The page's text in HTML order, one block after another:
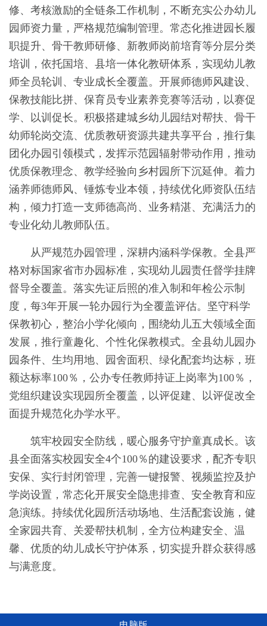
修、考核激励的全链条工作机制，不断充实公办幼儿
园师资力量，严格规范编制管理。常态化推进园长履
职提升、骨干教师研修、新教师岗前培育等分层分类
培训，依托国培、县培一体化教研体系，实现幼儿教
师全员轮训、专业成长全覆盖。开展师德师风建设、
保教技能比拼、保育员专业素养竞赛等活动，以赛促
学、以训促长。积极搭建城乡幼儿园结对帮扶、骨干
幼师轮岗交流、优质教研资源共建共享平台，推行集
团化办园引领模式，发挥示范园辐射带动作用，推动
优质保教理念、教学经验向乡村园所下沉延伸。着力
涵养师德师风、锤炼专业本领，持续优化师资队伍结
构，倾力打造一支师德高尚、业务精湛、充满活力的
专业化幼儿教师队伍。
从严规范办园管理，深耕内涵科学保教。全县严
格对标国家省市办园标准，实现幼儿园责任督学挂牌
督导全覆盖。落实先证后照的准入制和年检公示制
度，每3年开展一轮办园行为全覆盖评估。坚守科学
保教初心，整治小学化倾向，围绕幼儿五大领域全面
发展，推行童趣化、个性化保教模式。全县幼儿园办
园条件、生均用地、园舍面积、绿化配套均达标，班
额达标率100％，公办专任教师持证上岗率为100％，
党组织建设实现园所全覆盖，以评促建、以评促改全
面提升规范化办学水平。
筑牢校园安全防线，暖心服务守护童真成长。该
县全面落实校园安全4个100％的建设要求，配齐专职
安保、实行封闭管理，完善一键报警、视频监控及护
学岗设置，常态化开展安全隐患排查、安全教育和应
急演练。持续优化园所活动场地、生活配套设施，健
全家园共育、关爱帮扶机制，全方位构建安全、温
馨、优质的幼儿成长守护体系，切实提升群众获得感
与满意度。